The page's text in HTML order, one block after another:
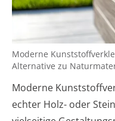
Moderne
Alternative zu
Moderne
echter Holz- oder